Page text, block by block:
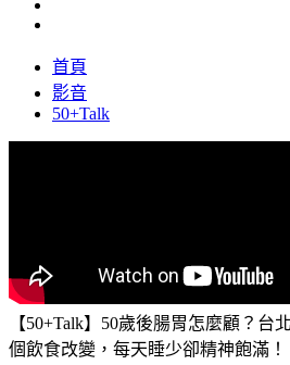
首頁
影音
50+Talk
【50+Talk】50歲後腸胃怎麼顧？台
個飲食改變，每天睡少卻精神飽滿！